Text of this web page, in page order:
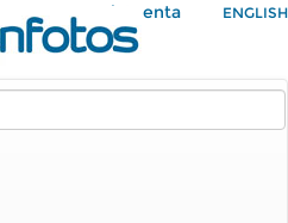
Mi Cuenta ENGLISH